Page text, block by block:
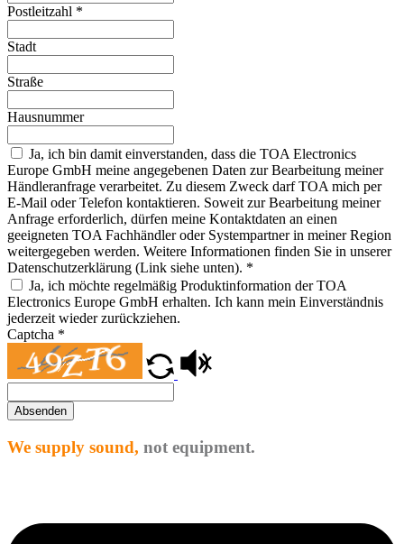
Postleitzahl *
Stadt
Straße
Hausnummer
Ja, ich bin damit einverstanden, dass die TOA Electronics
Europe GmbH meine angegebenen Daten zur Bearbeitung meiner
Händleranfrage verarbeitet. Zu diesem Zweck darf TOA mich per
E-Mail oder Telefon kontaktieren. Soweit zur Bearbeitung meiner
Anfrage erforderlich, dürfen meine Kontaktdaten an einen
geeigneten TOA Fachhändler oder Systempartner in meiner Region
weitergegeben werden. Weitere Informationen finden Sie in unserer
Datenschutzerklärung (Link siehe unten). *
Ja, ich möchte regelmäßig Produktinformation der TOA
Electronics Europe GmbH erhalten. Ich kann mein Einverständnis
jederzeit wieder zurückziehen.
Captcha *
Absenden
We supply sound, not equipment.